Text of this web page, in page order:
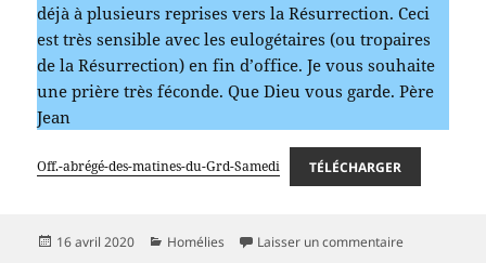
déjà à plusieurs reprises vers la Résurrection. Ceci
est très sensible avec les eulogétaires (ou tropaires
de la Résurrection) en fin d’office. Je vous souhaite
une prière très féconde. Que Dieu vous garde. Père
Jean
Off.-abrégé-des-matines-du-Grd-Samedi TÉLÉCHARGER
Publié
16 avril 2020 Catégories
Homélies Laisser un commentairesur Office